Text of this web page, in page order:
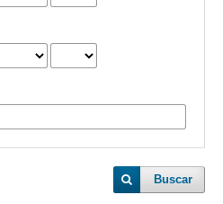
Buscar